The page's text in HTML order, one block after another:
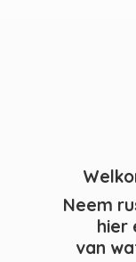
Neem
hier
van